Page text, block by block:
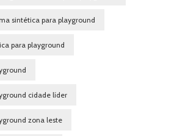
sintética para playground
para playground
cidade líder
zona leste